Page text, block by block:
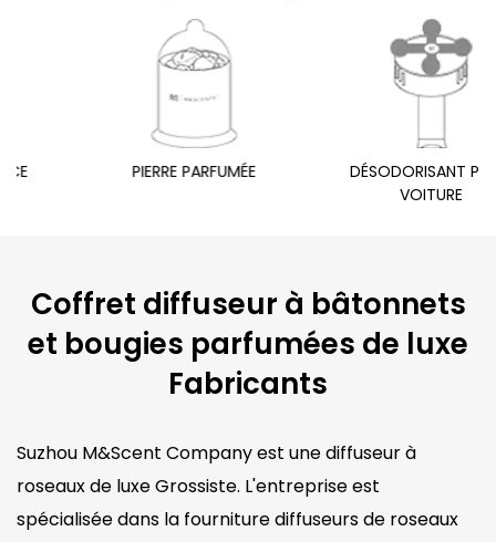
PIERRE PARFUMÉE
DÉSODORISANT POUR
Coffret diffuseur à bâtonnets
et bougies parfumées de luxe
Fabricants
Suzhou M&Scent Company est une diffuseur à
roseaux de luxe Grossiste. L'entreprise est
spécialisée dans la fourniture diffuseurs de roseaux